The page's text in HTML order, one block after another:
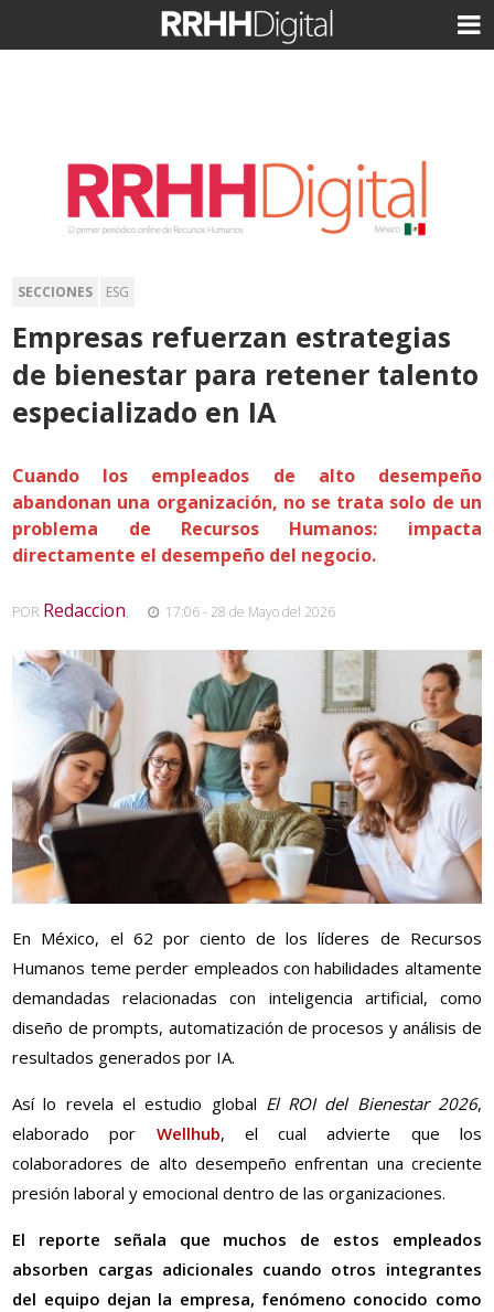
SECCIONES ESG
Empresas refuerzan estrategias
de bienestar para retener talento
especializado en IA
Cuando los empleados de alto desempeño
abandonan una organización, no se trata solo de un
problema de Recursos Humanos: impacta
directamente el desempeño del negocio.
POR Redaccion, 17:06 - 28 de Mayo del 2026
En México, el 62 por ciento de los líderes de Recursos
Humanos teme perder empleados con habilidades altamente
demandadas relacionadas con inteligencia artificial, como
diseño de prompts, automatización de procesos y análisis de
resultados generados por IA.
Así lo revela el estudio global El ROI del Bienestar 2026,
elaborado por Wellhub, el cual advierte que los
colaboradores de alto desempeño enfrentan una creciente
presión laboral y emocional dentro de las organizaciones.
El reporte señala que muchos de estos empleados
absorben cargas adicionales cuando otros integrantes
del equipo dejan la empresa, fenómeno conocido como